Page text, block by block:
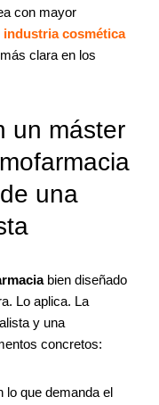
con mayor
cosmética
clara en los
un máster
una
bien diseñado
Lo aplica. La
y una
concretos:
lo que demanda el